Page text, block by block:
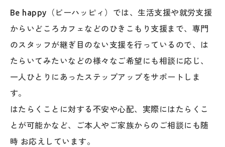
Be happy（ビーハッピィ）では、生活支援や就労支援
からいどころカフェなどのひきこもり支援まで、専門
のスタッフが継ぎ目のない支援を行っているので、は
たらいてみたいなどの様々なご希望にも相談に応じ、
一人ひとりにあったステップアップをサポートしま
す。
はたらくことに対する不安や心配、実際にはたらくこ
とが可能かなど、ご本人やご家族からのご相談にも随
時 お応えしています。